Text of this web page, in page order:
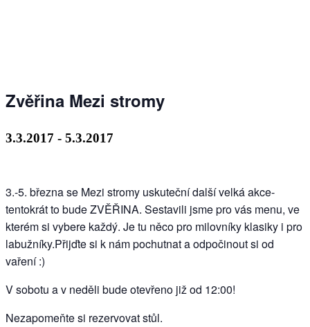
Zvěřina Mezi stromy
3.3.2017 - 5.3.2017
3.-5. března se Mezi stromy uskuteční další velká akce-
tentokrát to bude ZVĚŘINA. Sestavili jsme pro vás menu, ve
kterém si vybere každý. Je tu něco pro milovníky klasiky i pro
labužníky.Přijďte si k nám pochutnat a odpočinout si od
vaření :)
V sobotu a v neděli bude otevřeno již od 12:00!
Nezapomeňte si rezervovat stůl.